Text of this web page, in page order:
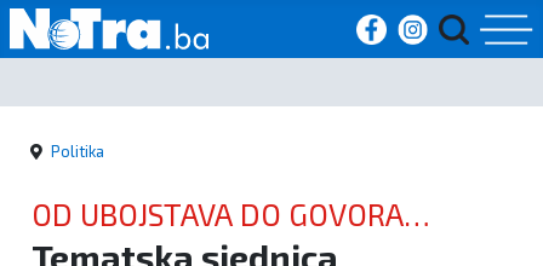
Početna
Vijesti
Sport
Politika
OD UBOJSTAVA DO GOVORA
MRŽNJE
Tematska sjednica